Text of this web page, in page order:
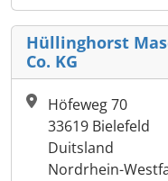
Hüllinghorst
Co. KG
Höfeweg 70
33619 Bielefeld
Duitsland
Nordrhein-